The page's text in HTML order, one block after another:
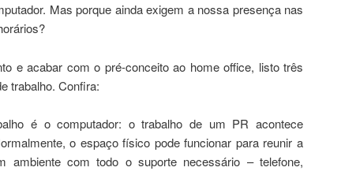
Mas porque ainda exigem a nossa presença nas
e acabar com o pré-conceito ao home office, listo três
trabalho. Confira:
é o computador: o trabalho de um PR acontece
o espaço físico pode funcionar para reunir a
ambiente com todo o suporte necessário – telefone,